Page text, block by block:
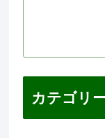
カテゴリ